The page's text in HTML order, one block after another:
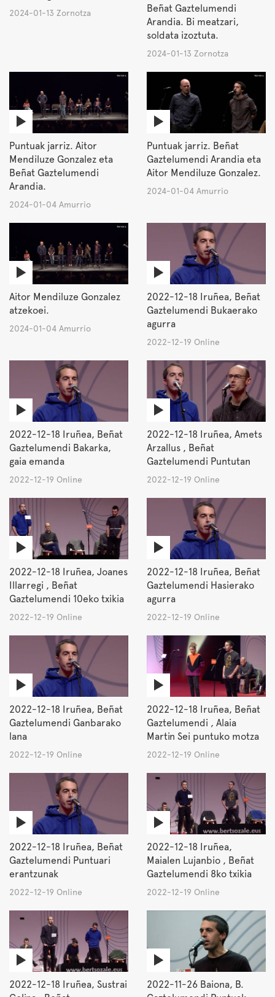
2024-01-13 Zornotza
Beñat Gaztelumendi
Arandia. Bi meatzari,
soldata izoztuta.
2024-01-13 Zornotza
Puntuak jarriz. Aitor
Mendiluze Gonzalez eta
Beñat Gaztelumendi
Arandia.
2024-01-04 Amurrio
Puntuak jarriz. Beñat
Gaztelumendi Arandia eta
Aitor Mendiluze Gonzalez.
2024-01-04 Amurrio
Aitor Mendiluze Gonzalez
atzekoei.
2024-01-04 Amurrio
2022-12-18 Iruñea, Beñat
Gaztelumendi Bukaerako
agurra
2022-12-19 Online
2022-12-18 Iruñea, Beñat
Gaztelumendi Bakarka,
gaia emanda
2022-12-19 Online
2022-12-18 Iruñea, Amets
Arzallus , Beñat
Gaztelumendi Puntutan
2022-12-19 Online
2022-12-18 Iruñea, Joanes
Illarregi , Beñat
Gaztelumendi 10eko txikia
2022-12-19 Online
2022-12-18 Iruñea, Beñat
Gaztelumendi Hasierako
agurra
2022-12-19 Online
2022-12-18 Iruñea, Beñat
Gaztelumendi Ganbarako
lana
2022-12-19 Online
2022-12-18 Iruñea, Beñat
Gaztelumendi , Alaia
Martin Sei puntuko motza
2022-12-19 Online
2022-12-18 Iruñea, Beñat
Gaztelumendi Puntuari
erantzunak
2022-12-19 Online
2022-12-18 Iruñea,
Maialen Lujanbio , Beñat
Gaztelumendi 8ko txikia
2022-12-19 Online
2022-12-18 Iruñea, Sustrai
2022-11-26 Baiona, B.